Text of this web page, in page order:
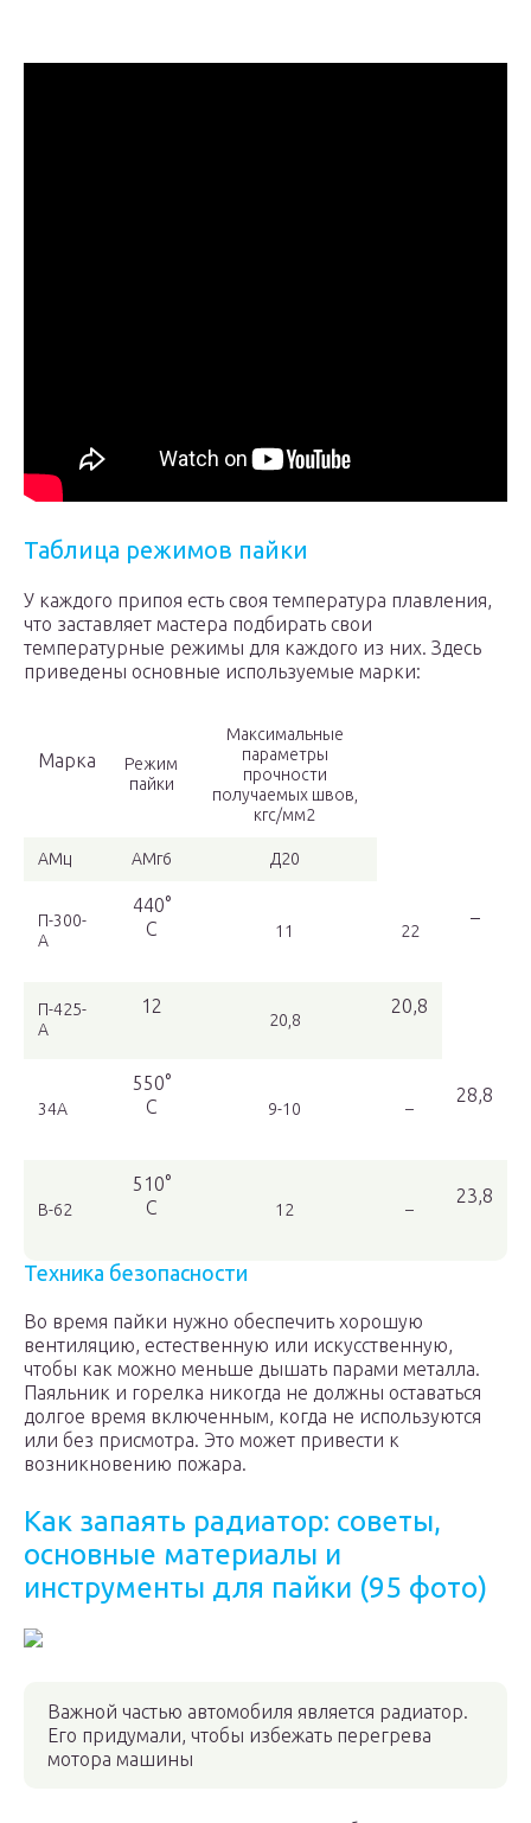
Таблица режимов пайки
У каждого припоя есть своя температура плавления,
что заставляет мастера подбирать свои
температурные режимы для каждого из них. Здесь
приведены основные используемые марки:
Марка
Режим
пайки
Максимальные
параметры
прочности
получаемых швов,
кгс/мм2
АМц АМг6 Д20
П-300-
А
440°
С
11 22
–
П-425-
А
12
20,8
20,8
34А
550°
С
9-10 –
28,8
В-62
510°
С
12 –
23,8
Техника безопасности
Во время пайки нужно обеспечить хорошую
вентиляцию, естественную или искусственную,
чтобы как можно меньше дышать парами металла.
Паяльник и горелка никогда не должны оставаться
долгое время включенным, когда не используются
или без присмотра. Это может привести к
возникновению пожара.
Как запаять радиатор: советы,
основные материалы и
инструменты для пайки (95 фото)
Важной частью автомобиля является радиатор.
Его придумали, чтобы избежать перегрева
мотора машины